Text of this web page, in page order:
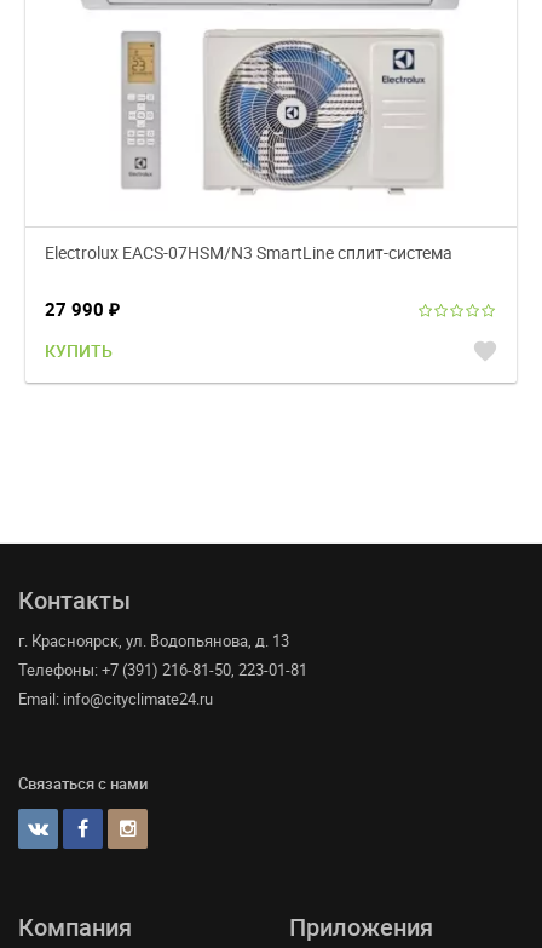
Electrolux EACS-07HSM/N3 SmartLine сплит-система
27 990 ₽
КУПИТЬ favorite
Контакты
г. Красноярск, ул. Водопьянова, д. 13
Телефоны: +7 (391) 216-81-50, 223-01-81
Email: info@cityclimate24.ru
Связаться с нами
Компания Приложения